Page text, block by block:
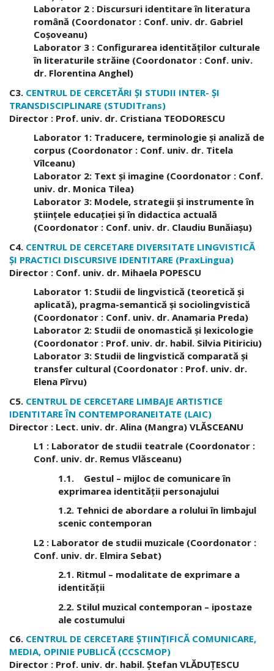
Laborator 2 : Discursuri identitare în literatura
română (Coordonator : Conf. univ. dr. Gabriel
Coşoveanu)
Laborator 3 : Configurarea identităţilor culturale
în literaturile străine (Coordonator : Conf. univ.
dr. Florentina Anghel)
C3. CENTRUL DE CERCETĂRI ŞI STUDII INTER- ŞI
TRANSDISCIPLINARE (STUDITrans)
Director : Prof. univ. dr. Cristiana TEODORESCU
Laborator 1: Traducere, terminologie şi analiză de
corpus (Coordonator : Conf. univ. dr. Titela
Vîlceanu)
Laborator 2: Text şi imagine (Coordonator : Conf.
univ. dr. Monica Tilea)
Laborator 3: Modele, strategii şi instrumente în
ştiinţele educaţiei şi în didactica actuală
(Coordonator : Conf. univ. dr. Claudiu Bunăiaşu)
C4. CENTRUL DE CERCETARE DIVERSITATE LINGVISTICĂ
ŞI PRACTICI DISCURSIVE IDENTITARE (PraxLingua)
Director : Conf. univ. dr. Mihaela POPESCU
Laborator 1: Studii de lingvistică (teoretică şi
aplicată), pragma-semantică şi sociolingvistică
(Coordonator : Conf. univ. dr. Anamaria Preda)
Laborator 2: Studii de onomastică şi lexicologie
(Coordonator : Prof. univ. dr. habil. Silvia Pitiriciu)
Laborator 3: Studii de lingvistică comparată şi
transfer cultural (Coordonator : Prof. univ. dr.
Elena Pîrvu)
C5. CENTRUL DE CERCETARE LIMBAJE ARTISTICE
IDENTITARE ÎN CONTEMPORANEITATE (LAIC)
Director : Lect. univ. dr. Alina (Mangra) VLĂSCEANU
L1 : Laborator de studii teatrale (Coordonator :
Conf. univ. dr. Remus Vlăsceanu)
1.1. Gestul – mijloc de comunicare în
exprimarea identităţii personajului
1.2. Tehnici de abordare a rolului în limbajul
scenic contemporan
L2 : Laborator de studii muzicale (Coordonator :
Conf. univ. dr. Elmira Sebat)
2.1. Ritmul – modalitate de exprimare a
identităţii
2.2. Stilul muzical contemporan – ipostaze
ale costumului
C6. CENTRUL DE CERCETARE ŞTIINŢIFICĂ COMUNICARE,
MEDIA, OPINIE PUBLICĂ (CCSCMOP)
Director : Prof. univ. dr. habil. Ştefan VLĂDUŢESCU